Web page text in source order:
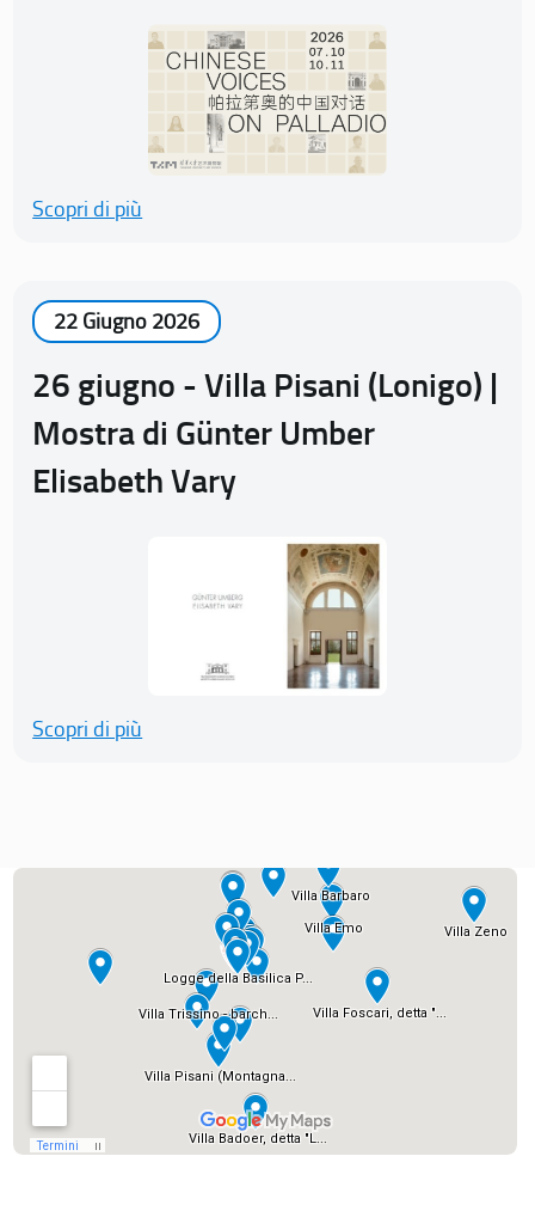
Scopri di più
22 Giugno 2026
26 giugno - Villa Pisani (Lonigo) |
Mostra di Günter Umber
Elisabeth Vary
Scopri di più